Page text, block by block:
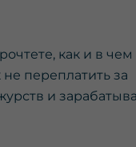
как и в чем
переплатить за
и